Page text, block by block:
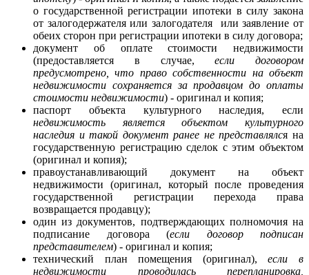
о государственной регистрации ипотеки в силу закона
от залогодержателя или залогодателя или заявление от
обеих сторон при регистрации ипотеки в силу договора;
документ об оплате стоимости недвижимости
(предоставляется в случае,если договором
предусмотрено, что право собственности на объект
недвижимости сохраняется за продавцом до оплаты
стоимости недвижимости) - оригинал и копия;
паспорт объекта культурного наследия, если
недвижимость является объектом культурного
наследия и такой документ ранее не представлялся на
государственную регистрацию сделок с этим объектом
(оригинал и копия);
правоустанавливающий документ на объект
недвижимости (оригинал, который после проведения
государственной регистрации перехода права
возвращается продавцу);
один из документов, подтверждающих полномочия на
подписание договора (если договор подписан
представителем) - оригинал и копия;
технический план помещения (оригинал),если в
недвижимости проводилась перепланировка,